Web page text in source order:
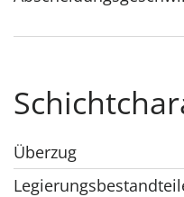
Überzug